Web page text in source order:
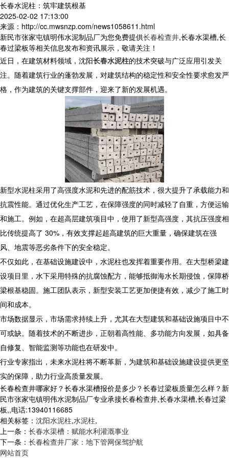
长春水泥柱：筑牢建筑根基
2025-02-02 17:13:00
来源：http://cc.mwsnzp.com/news1058611.html
新民市张家屯镇明伟水泥制品厂为您免费提供长春检查井,长春水渠槽,长
春过梁板等相关信息发布和资讯展示，敬请关注！
近日，在建筑材料领域，沈阳长春水泥柱的技术突破与广泛应用引发关
注。随着建筑行业的蓬勃发展，对建筑结构的稳定性和安全性要求愈发严
格，作为建筑的关键支撑部件，迎来了新的发展机遇。
新型水泥柱采用了高强度水泥和先进的配筋技术，很大提升了承载能力和
抗震性能。通过优化生产工艺，在保障强度的同时减轻了自重，方便运输
和施工。例如，在超高层建筑项目中，使用了新型高强度，其抗压强度相
比传统提高了 30%，有效支撑起超高建筑的巨大重量，确保建筑在强
风、地震等恶劣条件下的安全稳定。
不仅如此，在基础设施建设中，水泥柱也发挥着重要作用。在大型桥梁建
设项目里，水下采用特殊的抗腐蚀配方，能够抵御海水长期侵蚀，保障桥
梁根基稳固。施工团队表示，新型安装工艺更加便捷有效，减少了施工时
间和成本。
市场数据显示，市场需求持续上升，尤其在大型建筑和基础设施项目中不
可或缺。随着技术的不断进步，正朝着高性能、多功能方向发展，如具备
自修复、智能监测等功能也在研发中。
行业专家指出，未来水泥柱将不断革新，为建筑和基础设施建设提供更坚
实的保障，助力行业高质量发展。
长春检查井哪家好？长春水渠槽报价是多少？长春过梁板质量怎么样？新
民市张家屯镇明伟水泥制品厂专业承接长春检查井,长春水渠槽,长春过梁
板,,电话:13940116685
相关标签： 沈阳水泥柱,水泥柱,
上一条： 长春水渠槽：赋能水利灌溉事业
下一条： 长春检查井厂家：地下管网保驾护航
网站首页